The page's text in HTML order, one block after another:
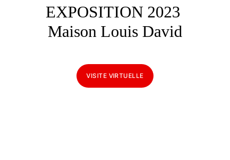
EXPOSITION 2023
Maison Louis David
VISITE VIRTUELLE